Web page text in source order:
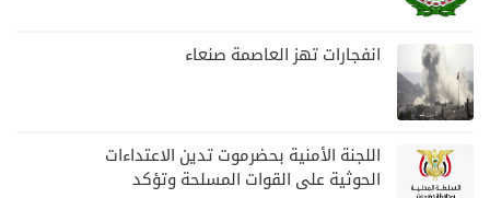
انفجارات تهز العاصمة صنعاء
اللجنة الأمنية بحضرموت تدين الاعتداءات
الحوثية على القوات المسلحة وتؤكد